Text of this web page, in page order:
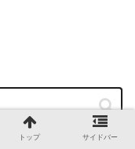
トップ サイドバー